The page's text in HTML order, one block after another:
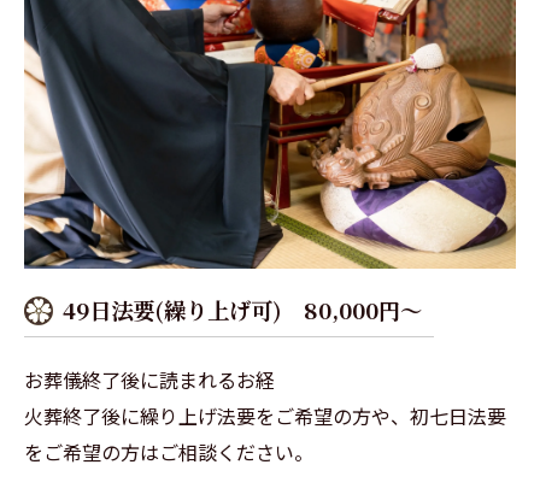
49日法要(繰り上げ可) 80,000円～
お葬儀終了後に読まれるお経
火葬終了後に繰り上げ法要をご希望の方や、初七日法要
をご希望の方はご相談ください。